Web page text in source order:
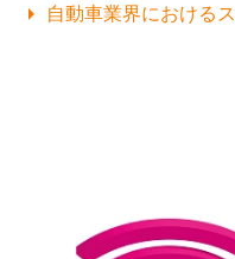
自動車業界における